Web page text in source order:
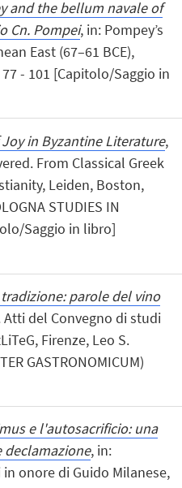
and the bellum navale of
Cn. Pompei, in: Pompey’s
East (67–61 BCE),
- 101 [Capitolo/Saggio in
in Byzantine Literature,
From Classical Greek
Leiden, Boston,
STUDIES IN
Saggio in libro]
parole del vino
del Convegno di studi
Firenze, Leo S.
GASTRONOMICUM)
e l'autosacrificio: una
declamazione, in:
onore di Guido Milanese,